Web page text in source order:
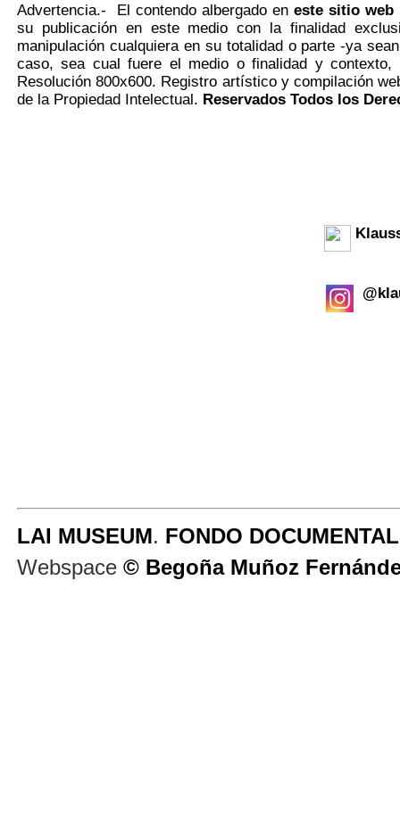
Advertencia.- El contendo albergado en este sitio web
su publicación en este medio con la finalidad
manipulación cualquiera en su totalidad o parte -ya
caso, sea cual fuere el medio o finalidad y contexto,
Resolución 800x600. Registro artístico y compilación
de la Propiedad Intelectual. Reservados Todos los
LAI MUSEUM. FONDO
Webspace © Begoña Muñoz